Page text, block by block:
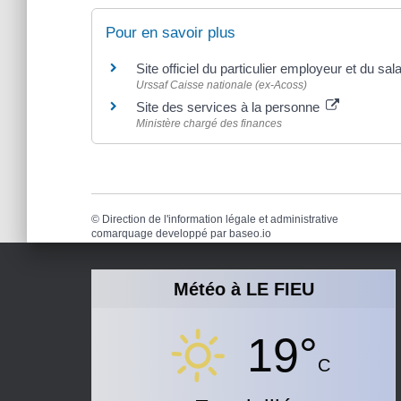
Pour en savoir plus
Site officiel du particulier employeur et du
Urssaf Caisse nationale (ex-Acoss)
Site des services à la personne
Ministère chargé des finances
© Direction de l'information légale et administrative
comarquage developpé par baseo.io
Météo à LE FIEU
19°C